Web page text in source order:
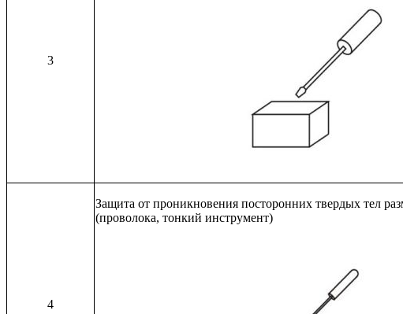
3
4
Защита от проникновения посторонних твердых тел
(проволока, тонкий инструмент)